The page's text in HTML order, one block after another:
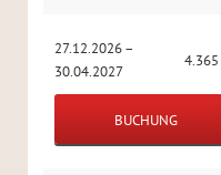
27.12.2026 –
30.04.2027
4.365
BUCHUNG